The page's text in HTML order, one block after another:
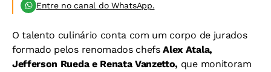
Entre no canal do WhatsApp.
O talento culinário conta com um corpo de jurados
formado pelos renomados chefsAlex Atala,
Jefferson Rueda e Renata Vanzetto, que monitoram